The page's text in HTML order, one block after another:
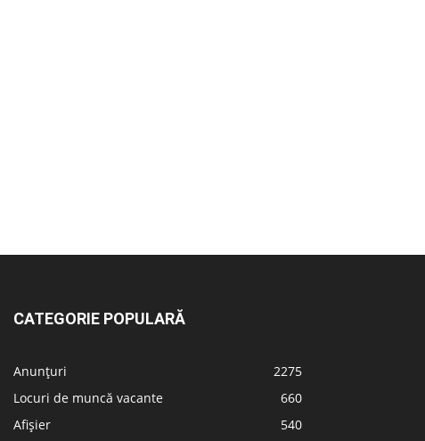
CATEGORIE POPULARĂ
Anunțuri
2275
Locuri de muncă vacante
660
Afișier
540